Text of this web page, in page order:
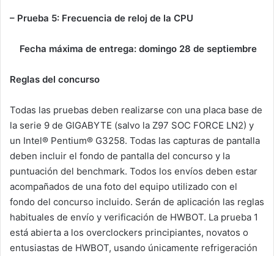
– Prueba 5: Frecuencia de reloj de la CPU
Fecha máxima de entrega: domingo 28 de septiembre
Reglas del concurso
Todas las pruebas deben realizarse con una placa base de
la serie 9 de GIGABYTE (salvo la Z97 SOC FORCE LN2) y
un Intel® Pentium® G3258. Todas las capturas de pantalla
deben incluir el fondo de pantalla del concurso y la
puntuación del benchmark. Todos los envíos deben estar
acompañados de una foto del equipo utilizado con el
fondo del concurso incluido. Serán de aplicación las reglas
habituales de envío y verificación de HWBOT. La prueba 1
está abierta a los overclockers principiantes, novatos o
entusiastas de HWBOT, usando únicamente refrigeración